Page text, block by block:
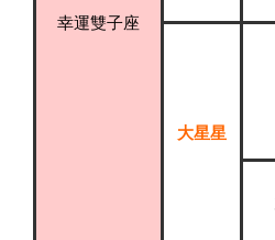
幸運雙子座
大星星